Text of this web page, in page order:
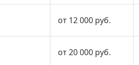
от 12 000 руб.
от 20 000 руб.